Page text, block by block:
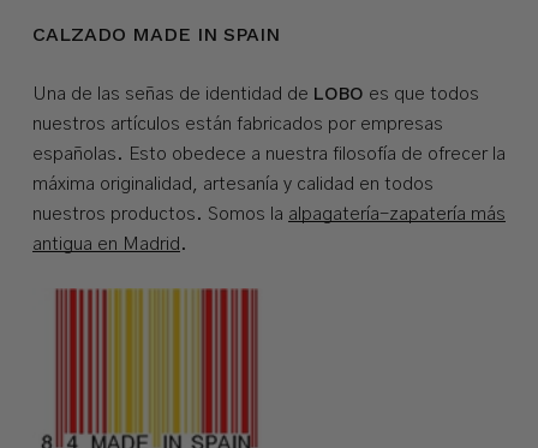
CALZADO MADE IN SPAIN
Una de las señas de identidad de LOBO es que todos
nuestros artículos están fabricados por empresas
españolas. Esto obedece a nuestra filosofía de ofrecer la
máxima originalidad, artesanía y calidad en todos
nuestros productos. Somos la alpagatería-zapatería más
antigua en Madrid .